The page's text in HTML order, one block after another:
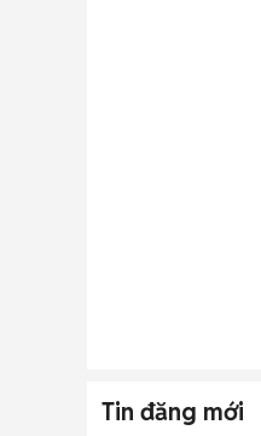
Tin đăng mới